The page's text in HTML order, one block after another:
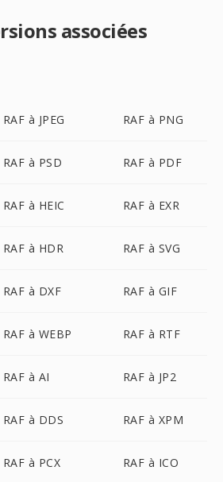
associées
RAF à JPEG RAF à PNG
RAF à PSD RAF à PDF
RAF à HEIC RAF à EXR
RAF à HDR RAF à SVG
RAF à DXF RAF à GIF
RAF à WEBP RAF à RTF
RAF à AI RAF à JP2
RAF à DDS RAF à XPM
RAF à PCX RAF à ICO